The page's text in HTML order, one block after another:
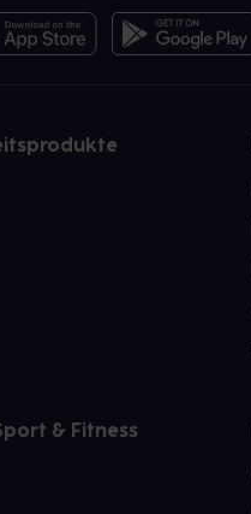
& Fitness